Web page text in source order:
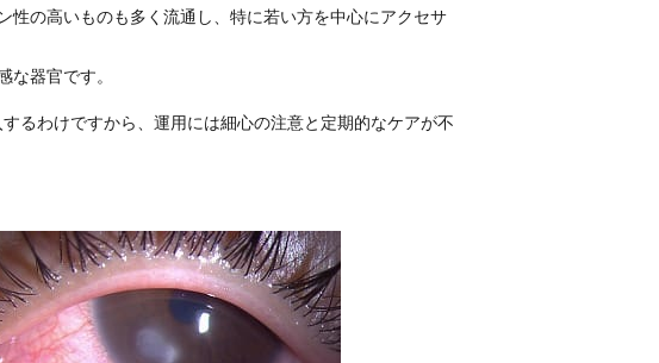
の高いものも多く流通し、特に若い方を中心にアクセサ
器官です。
るわけですから、運用には細心の注意と定期的なケアが不